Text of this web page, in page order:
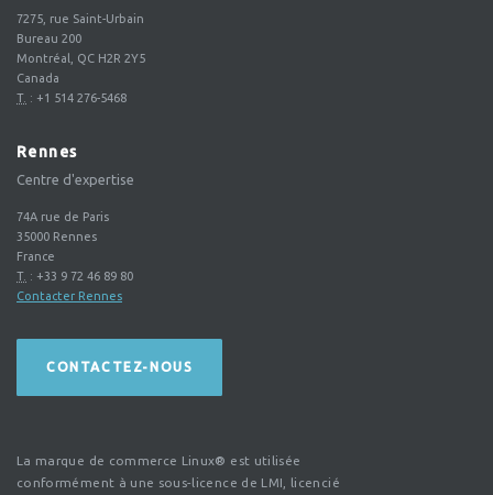
7275, rue Saint-Urbain
Bureau 200
Montréal, QC H2R 2Y5
Canada
T. : +1 514 276-5468
Rennes
Centre d'expertise
74A rue de Paris
35000 Rennes
France
T. : +33 9 72 46 89 80
Contacter Rennes
CONTACTEZ-NOUS
La marque de commerce Linux® est utilisée
conformément à une sous-licence de LMI, licencié